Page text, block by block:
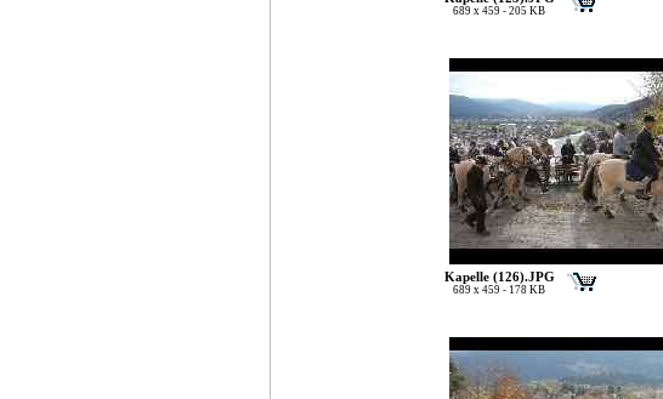
689 x 459 - 205 KB
Kapelle (126).JPG
689 x 459 - 178 KB